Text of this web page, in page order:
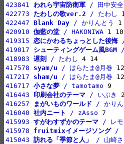
423841 われら宇宙防衛軍 / 田中安全
422773 たわしの歌ver.2 / たわし
422447 Blank Day / かりんとう
420910 伽藍の堂 / HAKONIWA
419315 恋にかわるちょっとした後悔
419017 シューティングゲーム風BGM /
418983 遅刻 / たわし
417578 syam/u / はらたま@月巻
417217 sham/u / はらたま@月巻
416717 小さな夢 / tamotamo
416443 印刷会社のテーマ / いぶき
416257
まがいものワールド / かりん
416040 社内ニート / zAsso
415993 すがわすずかのテーマ / レモ
415978 fruitmixイメージソング /
415043 訪れる「季節と人」 / 山崎さ